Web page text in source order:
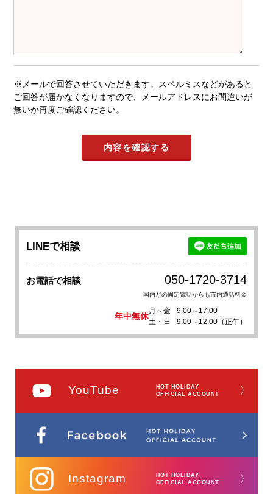
※メールで回答させていただきます。スペルミスなどがあると
ご回答が届かなくなりますので、メールアドレスにお間違いが
無いか再度ご確認ください。
LINEで相談
お電話で相談 050-1720-3714
国内どの固定電話からも市内通話料金
年中無休
月～金
9:00～17:00
土・日
9:00～12:00（正午）
YouTube
HOT HOLIDAY
OFFICIAL ACCOUNT
〉
Instagram
HOT HOLIDAY
OFFICIAL ACCOUNT
〉